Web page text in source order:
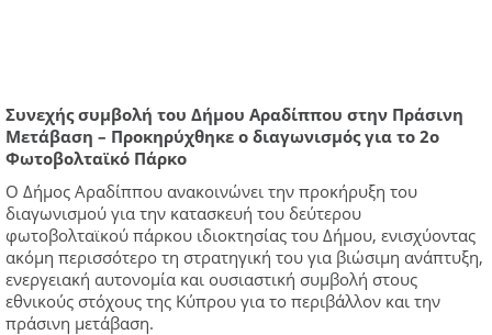
Συνεχής συμβολή του Δήμου Αραδίππου στην Πράσινη
Μετάβαση – Προκηρύχθηκε ο διαγωνισμός για το 2ο
Φωτοβολταϊκό Πάρκο
Ο Δήμος Αραδίππου ανακοινώνει την προκήρυξη του
διαγωνισμού για την κατασκευή του δεύτερου
φωτοβολταϊκού πάρκου ιδιοκτησίας του Δήμου, ενισχύοντας
ακόμη περισσότερο τη στρατηγική του για βιώσιμη ανάπτυξη,
ενεργειακή αυτονομία και ουσιαστική συμβολή στους
εθνικούς στόχους της Κύπρου για το περιβάλλον και την
πράσινη μετάβαση.